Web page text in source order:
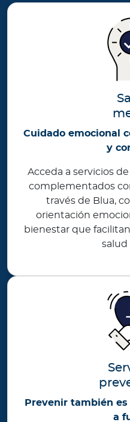
Cuidado emocional
y
Acceda a servicios
complementados
través de Blua,
orientación
bienestar que
salud
Prevenir también
a